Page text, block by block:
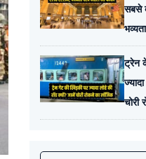
सबसे
ट्रेन
चोरी